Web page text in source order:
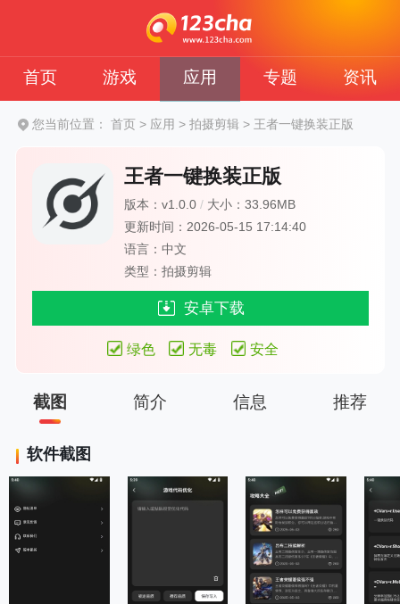
首页 游戏 应用 专题 资讯
您当前位置： 首页 > 应用 > 拍摄剪辑 >王者一键换装正版
王者一键换装正版
版本：v1.0.0/ 大小：33.96MB
更新时间：2026-05-15 17:14:40
语言：中文
类型：拍摄剪辑
安卓下载
绿色 无毒 安全
截图 简介 信息 推荐
软件截图